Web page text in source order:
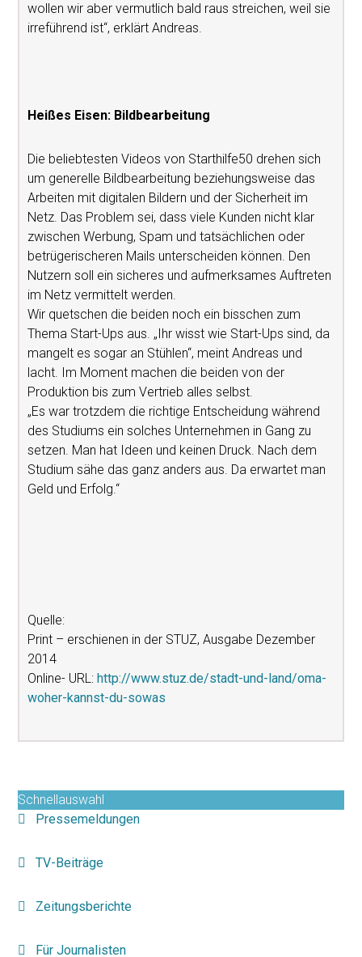
wollen wir aber vermutlich bald raus streichen, weil sie
irreführend ist“, erklärt Andreas.
Heißes Eisen: Bildbearbeitung
Die beliebtesten Videos von Starthilfe50 drehen sich
um generelle Bildbearbeitung beziehungsweise das
Arbeiten mit digitalen Bildern und der Sicherheit im
Netz. Das Problem sei, dass viele Kunden nicht klar
zwischen Werbung, Spam und tatsächlichen oder
betrügerischeren Mails unterscheiden können. Den
Nutzern soll ein sicheres und aufmerksames Auftreten
im Netz vermittelt werden.
Wir quetschen die beiden noch ein bisschen zum
Thema Start-Ups aus. „Ihr wisst wie Start-Ups sind, da
mangelt es sogar an Stühlen“, meint Andreas und
lacht. Im Moment machen die beiden von der
Produktion bis zum Vertrieb alles selbst.
„Es war trotzdem die richtige Entscheidung während
des Studiums ein solches Unternehmen in Gang zu
setzen. Man hat Ideen und keinen Druck. Nach dem
Studium sähe das ganz anders aus. Da erwartet man
Geld und Erfolg.“
Quelle:
Print – erschienen in der STUZ, Ausgabe Dezember
2014
Online- URL:http://www.stuz.de/stadt-und-land/oma-
woher-kannst-du-sowas
Schnellauswahl
Pressemeldungen
TV-Beiträge
Zeitungsberichte
Für Journalisten